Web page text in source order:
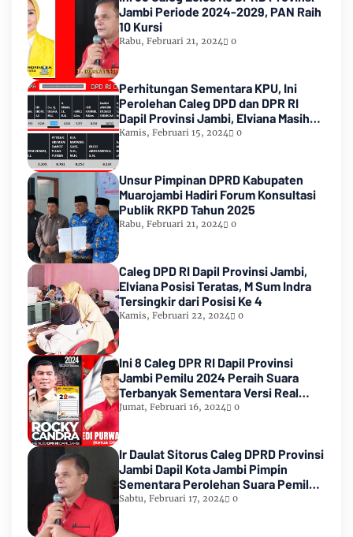
Jambi Periode 2024-2029, PAN Raih
10 Kursi
Rabu, Februari 21, 2024 0
Perhitungan Sementara KPU, Ini
Perolehan Caleg DPD dan DPR RI
Dapil Provinsi Jambi, Elviana Masih
Urutan Kedua Teratas
Kamis, Februari 15, 2024 0
Unsur Pimpinan DPRD Kabupaten
Muarojambi Hadiri Forum Konsultasi
Publik RKPD Tahun 2025
Rabu, Februari 21, 2024 0
Caleg DPD RI Dapil Provinsi Jambi,
Elviana Posisi Teratas, M Sum Indra
Tersingkir dari Posisi Ke 4
Kamis, Februari 22, 2024 0
Ini 8 Caleg DPR RI Dapil Provinsi
Jambi Pemilu 2024 Peraih Suara
Terbanyak Sementara Versi Real
Count KPU RI
Jumat, Februari 16, 2024 0
Ir Daulat Sitorus Caleg DPRD Provinsi
Jambi Dapil Kota Jambi Pimpin
Sementara Perolehan Suara Pemilu
2024
Sabtu, Februari 17, 2024 0